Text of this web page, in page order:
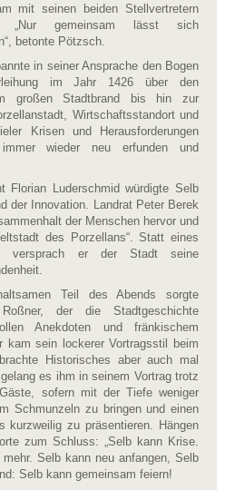
mit seinen beiden Stellvertretern
„Nur gemeinsam lässt sich
betonte Pötzsch.
in seiner Ansprache den Bogen
im Jahr 1426 über den
großen Stadtbrand bis hin zur
Wirtschaftsstandort und
Krisen und Herausforderungen
wieder neu erfunden und
Florian Luderschmid würdigte Selb
der Innovation. Landrat Peter Berek
der Menschen hervor und
des Porzellans“. Statt eines
versprach er der Stadt seine
Teil des Abends sorgte
der die Stadtgeschichte
Anekdoten und fränkischem
kam sein lockerer Vortragsstil beim
Historisches aber auch mal
es ihm in seinem Vortrag trotz
sofern mit der Tiefe weniger
Schmunzeln zu bringen und einen
kurzweilig zu präsentieren. Hängen
zum Schluss: „Selb kann Krise.
Selb kann neu anfangen, Selb
Selb kann gemeinsam feiern!